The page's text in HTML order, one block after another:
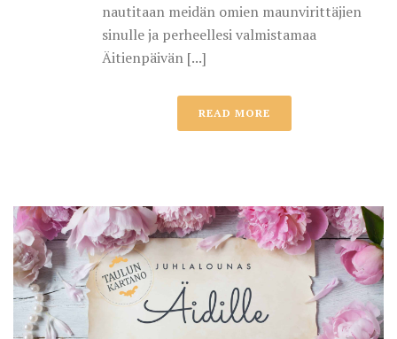
nautitaan meidän omien maunvirittäjien
sinulle ja perheellesi valmistamaa
Äitienpäivän [...]
READ MORE